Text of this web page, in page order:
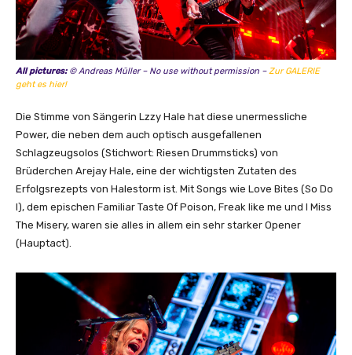
All pictures:© Andreas Müller – No use without permission –Zur GALERIE
geht es hier!
Die Stimme von Sängerin Lzzy Hale hat diese unermessliche
Power, die neben dem auch optisch ausgefallenen
Schlagzeugsolos (Stichwort: Riesen Drummsticks) von
Brüderchen Arejay Hale, eine der wichtigsten Zutaten des
Erfolgsrezepts von Halestorm ist. Mit Songs wie Love Bites (So Do
I), dem epischen Familiar Taste Of Poison, Freak like me und I Miss
The Misery, waren sie alles in allem ein sehr starker Opener
(Hauptact).